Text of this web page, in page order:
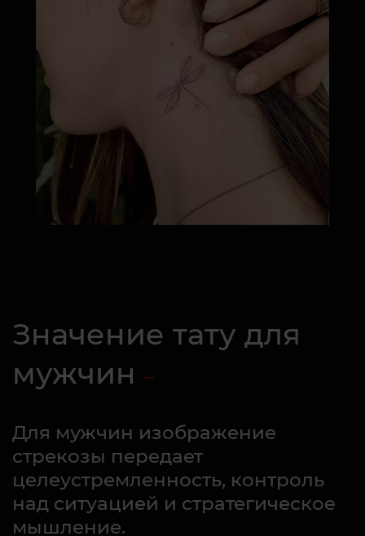
Значение тату для
мужчин
Для мужчин изображение
стрекозы передает
целеустремленность, контроль
над ситуацией и стратегическое
мышление.